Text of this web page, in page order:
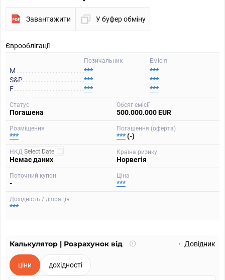
Завантажити У буфер обміну
Єврооблігації
Емісія
Позичальник
M ***
***
S&P
***
***
F
***
***
Статус
Погашена
Обсяг емісії
500.000.000 EUR
Розміщення
***
Погашення (оферта)
***(-)
НКД
Немає даних
Країна ризику
Норвегія
Поточний купон
-
Ціна
***
Дохідність / дюрація
***
Калькулятор | Розрахунок від
Що
Довідник
ціни дохідності